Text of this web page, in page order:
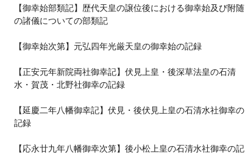
【御幸始部類記】歴代天皇の譲位後における御幸始及び附随
の諸儀についての部類記
【御幸始次第】元弘四年光厳天皇の御幸始の記録
【正安元年新院両社御幸記】伏見上皇・後深草法皇の石清
水・賀茂・北野社御幸の記録
【延慶二年八幡御幸記】伏見・後伏見上皇の石清水社御幸の
記録
【応永廿九年八幡御幸次第】後小松上皇の石清水社御幸の記